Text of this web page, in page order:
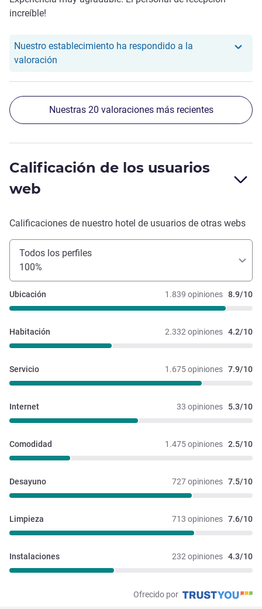
increíble!
Nuestro establecimiento ha respondido a la
valoración
Nuestras 20 valoraciones más recientes
Calificación de los usuarios
web
Calificaciones de nuestro hotel de usuarios de otras webs
Todos los perfiles
100%
1.839 opiniones 8.9/10
Ubicación
2.332 opiniones 4.2/10
Habitación
1.675 opiniones 7.9/10
Servicio
33 opiniones 5.3/10
Internet
1.475 opiniones 2.5/10
Comodidad
727 opiniones 7.5/10
Desayuno
713 opiniones 7.6/10
Limpieza
232 opiniones 4.3/10
Instalaciones
Ofrecido por